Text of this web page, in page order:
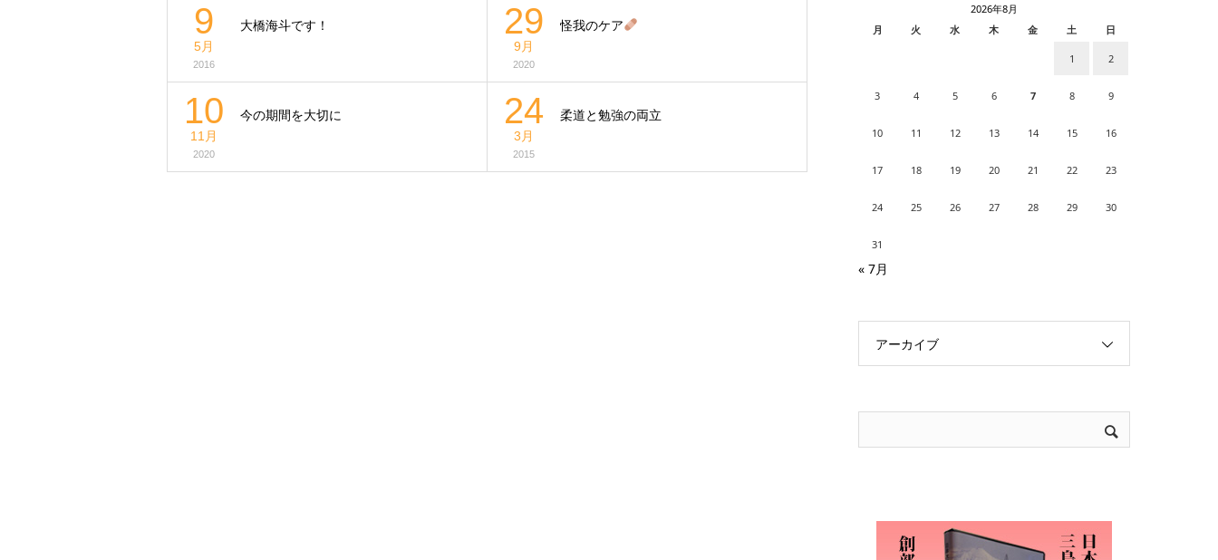
9
5月
2016
大橋海斗です！ 29
9月
2020
怪我のケア
10
11月
2020
今の期間を大切に 24
3月
2015
柔道と勉強の両立
2026年8月
月
火 水 木 金 土 日
1 2
3 4 5 6 7 8 9
10 11 12 13 14 15 16
17 18 19 20 21 22 23
24 25 26 27 28 29 30
31
« 7月
アーカイブ